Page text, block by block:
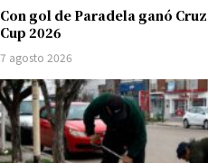
Con gol de Paradela ganó
Cup 2026
7 agosto 2026